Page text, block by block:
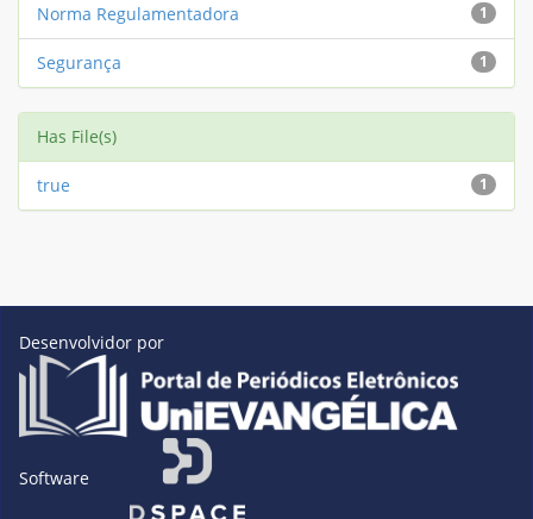
1
Norma Regulamentadora
1
Segurança
Has File(s)
1
true
Desenvolvidor por
Software